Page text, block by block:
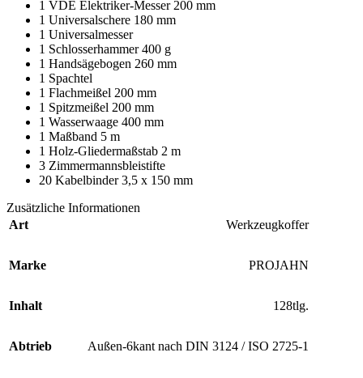
1 VDE Elektriker-Messer 200 mm
1 Universalschere 180 mm
1 Universalmesser
1 Schlosserhammer 400 g
1 Handsägebogen 260 mm
1 Spachtel
1 Flachmeißel 200 mm
1 Spitzmeißel 200 mm
1 Wasserwaage 400 mm
1 Maßband 5 m
1 Holz-Gliedermaßstab 2 m
3 Zimmermannsbleistifte
20 Kabelbinder 3,5 x 150 mm
Zusätzliche Informationen
Art
Werkzeugkoffer
Marke PROJAHN
Inhalt 128tlg.
Abtrieb Außen-6kant nach DIN 3124 / ISO 2725-1